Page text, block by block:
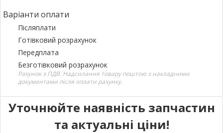
Варіанти оплати
Післяплати
Готівковий розрахунок
Передплата
Безготівковий розрахунок
Рахунок з ПДВ. Надсилання товару поштою з накладними
документами після оплати рахунку.
Уточнюйте наявність запчастин
та актуальні ціни!